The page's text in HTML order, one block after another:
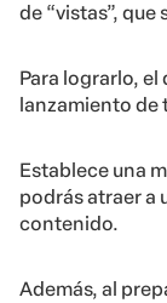
de “vistas”,
Para lograrlo, el
lanzamiento de
Establece una
podrás atraer a
contenido.
Además, al